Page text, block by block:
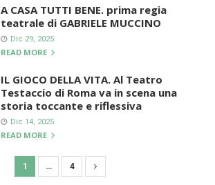
A CASA TUTTI BENE. prima regia
teatrale di GABRIELE MUCCINO
Dic 29, 2025
READ MORE
IL GIOCO DELLA VITA. Al Teatro
Testaccio di Roma va in scena una
storia toccante e riflessiva
Dic 14, 2025
READ MORE
1 … 4